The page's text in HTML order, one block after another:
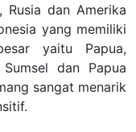
Rusia dan Amerika
yang memiliki
yaitu Papua,
dan Papua
sangat menarik